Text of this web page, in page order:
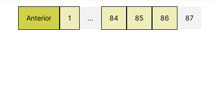
Anterior 1 … 84 85 86 87